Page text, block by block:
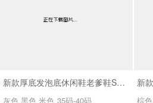
新款厚底发泡底休闲鞋老爹鞋SA629-1
灰色 黑色 米色 35码-40码 棕色